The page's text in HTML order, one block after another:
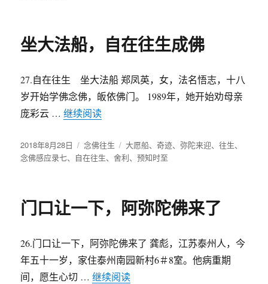
坐大法船，自在往生成佛
27.自在往生 坐大法船 郑凤英，女，法名悟志，十八
岁开始学佛念佛，皈依佛门。 1989年，她开始劝母亲
庞彩云 …继续阅读
发
布
2018年8月28日
分
类
念佛往生
标
签
大愿船、奇迹、弥陀来迎、往生、
念佛感应录七、 自在往生、舍利、预知时至
门口让一下，阿弥陀佛来了
26.门口让一下，阿弥陀佛来了 龚彪，江苏泰州人，今
年五十一岁，家住泰州南园新村6＃8室。他病重期
间，愿生心切 …继续阅读